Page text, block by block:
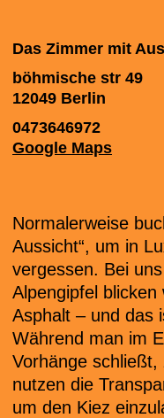
Das Zimmer mit
böhmische str 49
12049 Berlin
0473646972
Google Maps
Normalerweise
Aussicht“, um in
vergessen. Bei
Alpengipfel
Asphalt – und das
Während man im
Vorhänge
nutzen die
um den Kiez